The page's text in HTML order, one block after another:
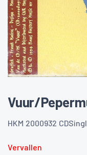
Vuur/
HKM 2000932
Vervallen